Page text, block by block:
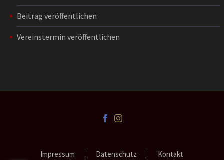
Beitrag veröffentlichen
Vereinstermin veröffentlichen
Impressum Datenschutz Kontakt